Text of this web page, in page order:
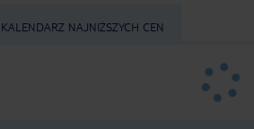
KALENDARZ NAJNIŻSZYCH CEN